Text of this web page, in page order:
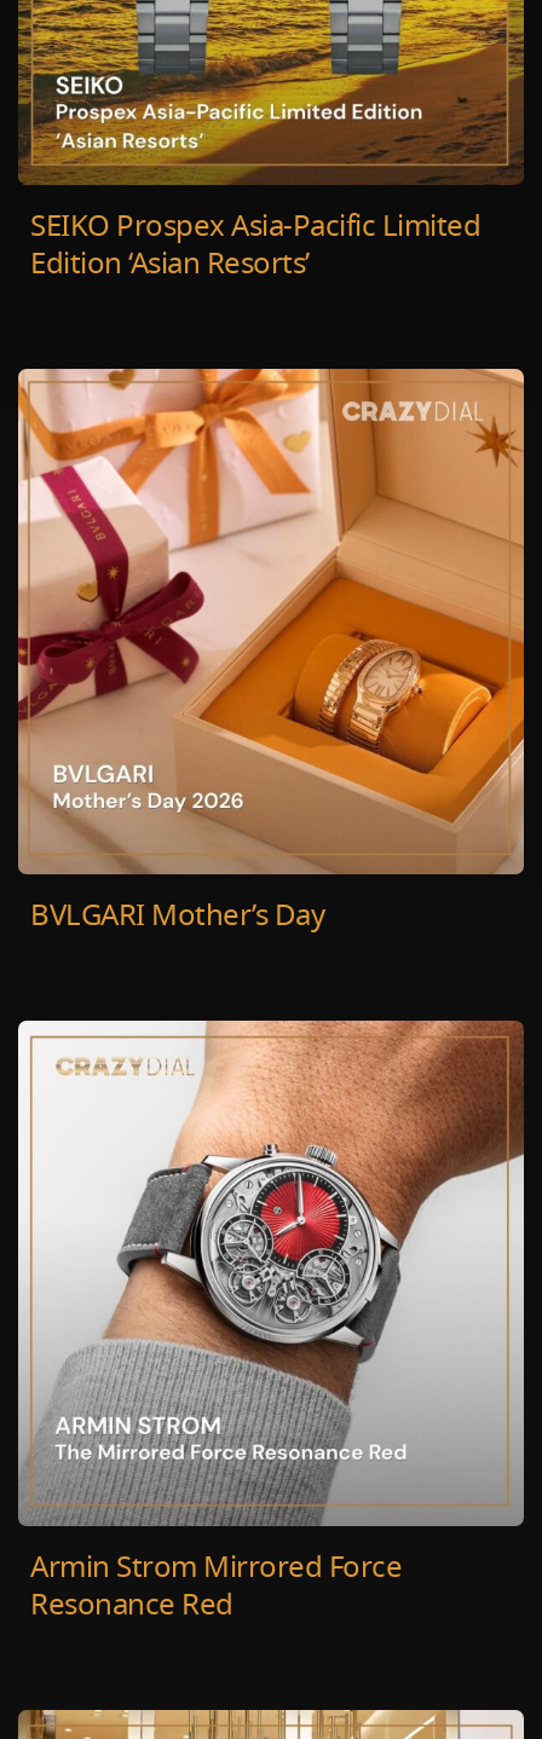
SEIKO Prospex Asia-Pacific Limited
Edition ‘Asian Resorts’
BVLGARI Mother’s Day
Armin Strom Mirrored Force
Resonance Red